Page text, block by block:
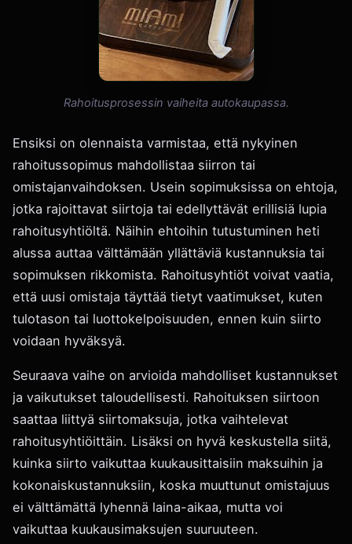
Rahoitusprosessin vaiheita autokaupassa.
Ensiksi on olennaista varmistaa, että nykyinen
rahoitussopimus mahdollistaa siirron tai
omistajanvaihdoksen. Usein sopimuksissa on ehtoja,
jotka rajoittavat siirtoja tai edellyttävät erillisiä lupia
rahoitusyhtiöltä. Näihin ehtoihin tutustuminen heti
alussa auttaa välttämään yllättäviä kustannuksia tai
sopimuksen rikkomista. Rahoitusyhtiöt voivat vaatia,
että uusi omistaja täyttää tietyt vaatimukset, kuten
tulotason tai luottokelpoisuuden, ennen kuin siirto
voidaan hyväksyä.
Seuraava vaihe on arvioida mahdolliset kustannukset
ja vaikutukset taloudellisesti. Rahoituksen siirtoon
saattaa liittyä siirtomaksuja, jotka vaihtelevat
rahoitusyhtiöittäin. Lisäksi on hyvä keskustella siitä,
kuinka siirto vaikuttaa kuukausittaisiin maksuihin ja
kokonaiskustannuksiin, koska muuttunut omistajuus
ei välttämättä lyhennä laina-aikaa, mutta voi
vaikuttaa kuukausimaksujen suuruuteen.